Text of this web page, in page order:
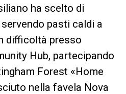
ha scelto di
pasti caldi a
difficoltà presso
Hub, partecipando
Forest «Home
nella favela Nova